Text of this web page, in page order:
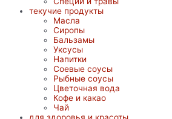
текучие продукты
Масла
Сиропы
Бальзамы
Уксусы
Напитки
Соевые соусы
Рыбные соусы
Цветочная вода
Кофе и какао
Чай